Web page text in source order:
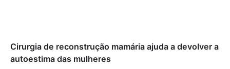
Cirurgia de reconstrução mamária ajuda a devolver a
autoestima das mulheres